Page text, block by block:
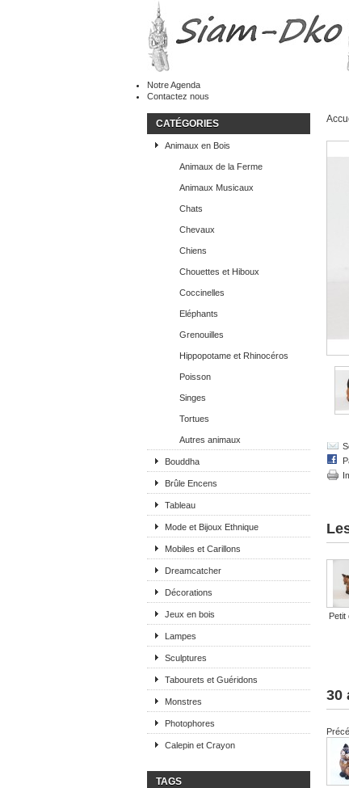
Notre Agenda
Contactez nous
CATÉGORIES
Animaux en Bois
Animaux de la Ferme
Animaux Musicaux
Chats
Chevaux
Chiens
Chouettes et Hiboux
Coccinelles
Eléphants
Grenouilles
Hippopotame et Rhinocéros
Poisson
Singes
Tortues
Autres animaux
Bouddha
Brûle Encens
Tableau
Mode et Bijoux Ethnique
Mobiles et Carillons
Dreamcatcher
Décorations
Jeux en bois
Lampes
Sculptures
Tabourets et Guéridons
Monstres
Photophores
Calepin et Crayon
TAGS
Petit
30